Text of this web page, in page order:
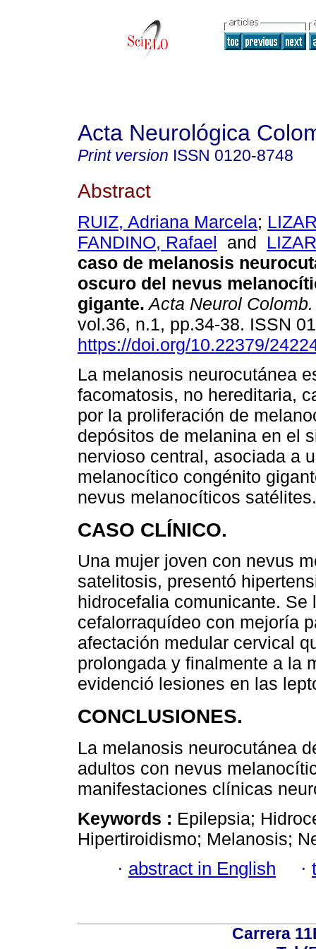
Acta Neurológica
Print version ISSN 0120-8748
Abstract
RUIZ, Adriana Marcela;
FANDINO, Rafael and
caso de melanosis
oscuro del nevus
gigante. Acta Neurol Colomb.
vol.36, n.1, pp.34-38. ISSN
https://doi.org/10.22379/
La melanosis neurocutánea
facomatosis, no hereditaria,
por la proliferación de
depósitos de melanina en el
nervioso central, asociada a
melanocítico congénito
nevus melanocíticos satélites.
CASO CLÍNICO.
Una mujer joven con nevus
satelitosis, presentó
hidrocefalia comunicante.
cefalorraquídeo con mejoría
afectación medular cervical
prolongada y finalmente a la
evidenció lesiones en las
CONCLUSIONES.
La melanosis neurocutánea
adultos con nevus
manifestaciones clínicas
Keywords : Epilepsia;
Hipertiroidismo; Melanosis;
· abstract in English ·
Carrera